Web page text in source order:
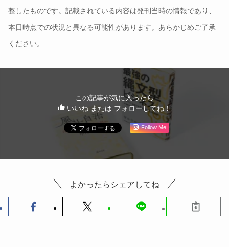
整したものです。記載されている内容は発刊当時の情報であり、
本日時点での状況と異なる可能性があります。あらかじめご了承
ください。
この記事が気に入ったら
いいね または フォローしてね！
Follow Me
よかったらシェアしてね